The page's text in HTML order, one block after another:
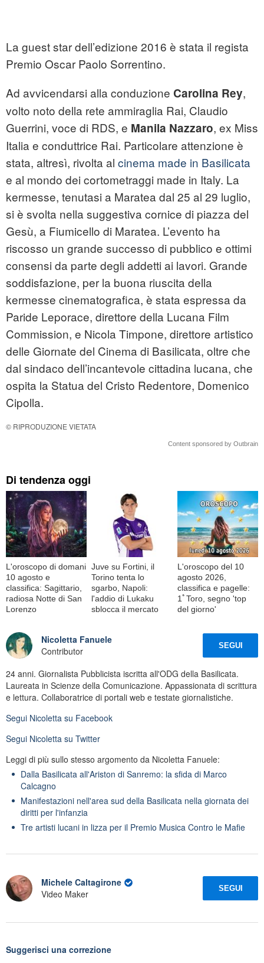
La guest star dell’edizione 2016 è stata il regista
Premio Oscar Paolo Sorrentino.
Ad avvicendarsi alla conduzione Carolina Rey,
volto noto della rete ammiraglia Rai, Claudio
Guerrini, voce di RDS, e Manila Nazzaro, ex Miss
Italia e conduttrice Rai. Particolare attenzione è
stata, altresì, rivolta al cinema made in Basilicata
e al mondo dei cortometraggi made in Italy. La
kermesse, tenutasi a Maratea dal 25 al 29 luglio,
si è svolta nella suggestiva cornice di piazza del
Gesù, a Fiumicello di Maratea. L’evento ha
riscosso un grande successo di pubblico e ottimi
consensi da parte degli addetti ai lavori. Grande
soddisfazione, per la buona riuscita della
kermesse cinematografica, è stata espressa da
Paride Leporace, direttore della Lucana Film
Commission, e Nicola Timpone, direttore artistico
delle Giornate del Cinema di Basilicata, oltre che
dal sindaco dell’incantevole cittadina lucana, che
ospita la Statua del Cristo Redentore, Domenico
Cipolla.
© RIPRODUZIONE VIETATA
Content sponsored by Outbrain
Di tendenza oggi
L'oroscopo di domani
10 agosto e
classifica: Sagittario,
radiosa Notte di San
Lorenzo
Juve su Fortini, il
Torino tenta lo
sgarbo, Napoli:
l'addio di Lukaku
sblocca il mercato
L'oroscopo del 10
agosto 2026,
classifica e pagelle:
1ﾟToro, segno 'top
del giorno'
Nicoletta Fanuele
Contributor
SEGUI
24 anni. Giornalista Pubblicista iscritta all'ODG della Basilicata.
Laureata in Scienze della Comunicazione. Appassionata di scrittura
e lettura. Collaboratrice di portali web e testate giornalistiche.
Segui Nicoletta su Facebook
Segui Nicoletta su Twitter
Leggi di più sullo stesso argomento da Nicoletta Fanuele:
Dalla Basilicata all'Ariston di Sanremo: la sfida di Marco
Calcagno
Manifestazioni nell'area sud della Basilicata nella giornata dei
diritti per l'infanzia
Tre artisti lucani in lizza per il Premio Musica Contro le Mafie
Michele Caltagirone
Video Maker
SEGUI
Suggerisci una correzione